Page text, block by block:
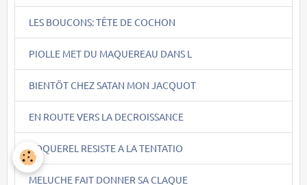
LES BOUCONS: TÊTE DE COCHON
PIOLLE MET DU MAQUEREAU DANS L
BIENTÖT CHEZ SATAN MON JACQUOT
EN ROUTE VERS LA DECROISSANCE
COQUEREL RESISTE A LA TENTATIO
MELUCHE FAIT DONNER SA CLAQUE